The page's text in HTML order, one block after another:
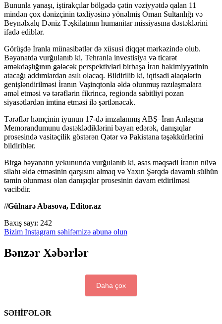
Bununla yanaşı, iştirakçılar bölgədə çətin vəziyyətdə qalan 11
mindən çox dənizçinin təxliyəsinə yönəlmiş Oman Sultanlığı və
Beynəlxalq Dəniz Təşkilatının humanitar missiyasına dəstəklərini
ifadə ediblər.
Görüşdə İranla münasibətlər də xüsusi diqqət mərkəzində olub.
Bəyanatda vurğulanıb ki, Tehranla investisiya və ticarət
əməkdaşlığının gələcək perspektivləri birbaşa İran hakimiyyətinin
atacağı addımlardan asılı olacaq. Bildirilib ki, iqtisadi əlaqələrin
genişləndirilməsi İranın Vaşinqtonla əldə olunmuş razılaşmalara
əməl etməsi və tərəflərin fikrincə, regionda sabitliyi pozan
siyasətlərdən imtina etməsi ilə şərtlənəcək.
Tərəflər həmçinin iyunun 17-də imzalanmış ABŞ–İran Anlaşma
Memorandumunu dəstəklədiklərini bəyan edərək, danışıqlar
prosesində vasitəçilik göstərən Qətər və Pakistana təşəkkürlərini
bildiriblər.
Birgə bəyanatın yekununda vurğulanıb ki, əsas məqsədi İranın nüvə
silahı əldə etməsinin qarşısını almaq və Yaxın Şərqdə davamlı sülhün
təmin olunması olan danışıqlar prosesinin davam etdirilməsi
vacibdir.
//Gülnarə Abasova, Editor.az
Baxış sayı: 242
Bizim Instagram səhifəmizə abunə olun
Bənzər Xəbərlər
Daha çox
SƏHİFƏLƏR